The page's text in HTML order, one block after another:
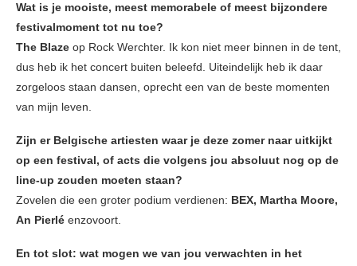
Wat is je mooiste, meest memorabele of meest bijzondere
festivalmoment tot nu toe?
The Blaze op Rock Werchter. Ik kon niet meer binnen in de tent,
dus heb ik het concert buiten beleefd. Uiteindelijk heb ik daar
zorgeloos staan dansen, oprecht een van de beste momenten
van mijn leven.
Zijn er Belgische artiesten waar je deze zomer naar uitkijkt
op een festival, of acts die volgens jou absoluut nog op de
line-up zouden moeten staan?
Zovelen die een groter podium verdienen: BEX, Martha Moore,
An Pierlé enzovoort.
En tot slot: wat mogen we van jou verwachten in het